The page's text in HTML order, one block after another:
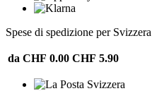
Spese di spedizione per Svizzera
da CHF 0.00 CHF 5.90